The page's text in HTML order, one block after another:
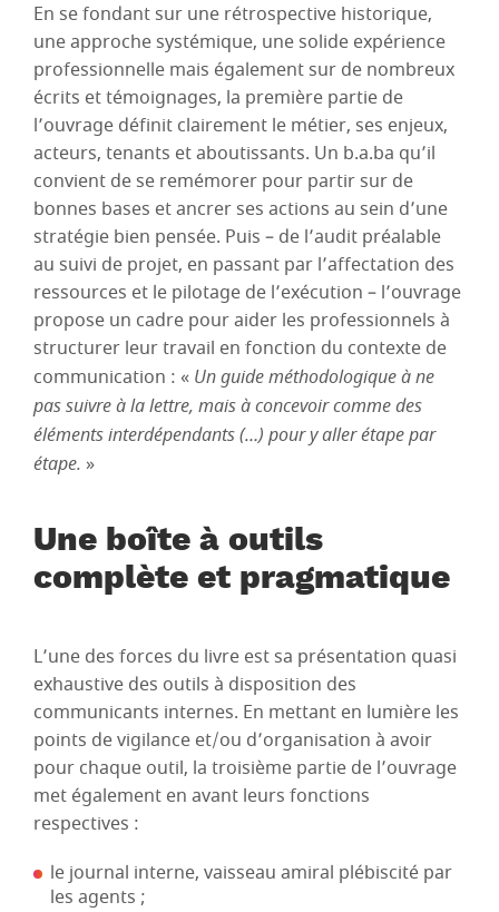
En se fondant sur une rétrospective historique,
une approche systémique, une solide expérience
professionnelle mais également sur de nombreux
écrits et témoignages, la première partie de
l’ouvrage définit clairement le métier, ses enjeux,
acteurs, tenants et aboutissants. Un b.a.ba qu’il
convient de se remémorer pour partir sur de
bonnes bases et ancrer ses actions au sein d’une
stratégie bien pensée. Puis – de l’audit préalable
au suivi de projet, en passant par l’affectation des
ressources et le pilotage de l’exécution – l’ouvrage
propose un cadre pour aider les professionnels à
structurer leur travail en fonction du contexte de
communication : « Un guide méthodologique à ne
pas suivre à la lettre, mais à concevoir comme des
éléments interdépendants (…) pour y aller étape par
étape. »
Une boîte à outils
complète et pragmatique
L’une des forces du livre est sa présentation quasi
exhaustive des outils à disposition des
communicants internes. En mettant en lumière les
points de vigilance et/ou d’organisation à avoir
pour chaque outil, la troisième partie de l’ouvrage
met également en avant leurs fonctions
respectives :
le journal interne, vaisseau amiral plébiscité par
les agents ;